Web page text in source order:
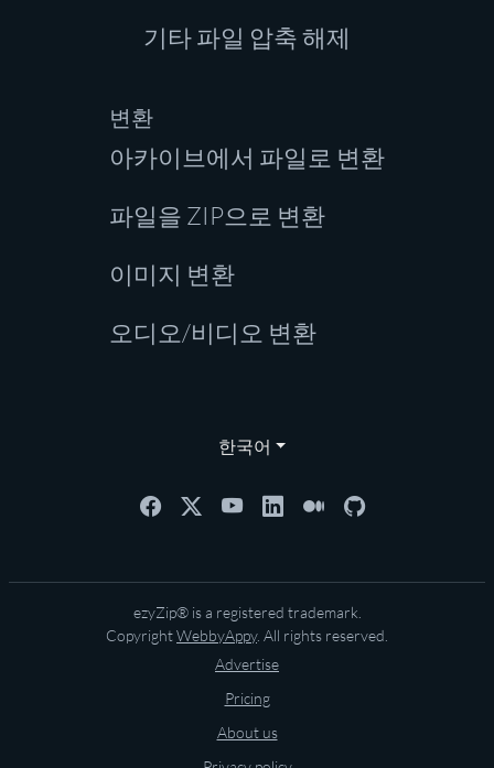
기타 파일 압축 해제
변환
아카이브에서 파일로 변환
파일을 ZIP으로 변환
이미지 변환
오디오/비디오 변환
한국어
ezyZip® is a registered trademark.
CopyrightWebbyAppy. All rights reserved.
Advertise
Pricing
About us